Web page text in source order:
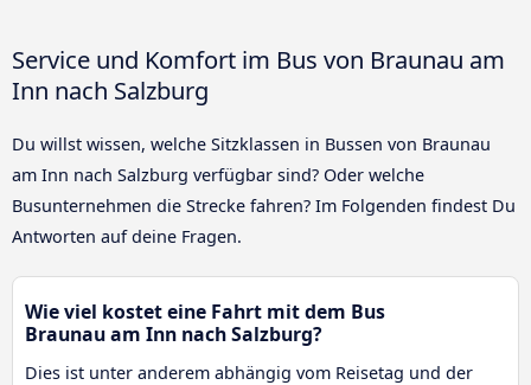
Service und Komfort im Bus von Braunau am
Inn nach Salzburg
Du willst wissen, welche Sitzklassen in Bussen von Braunau
am Inn nach Salzburg verfügbar sind? Oder welche
Busunternehmen die Strecke fahren? Im Folgenden findest Du
Antworten auf deine Fragen.
Wie viel kostet eine Fahrt mit dem Bus
Braunau am Inn nach Salzburg?
Dies ist unter anderem abhängig vom Reisetag und der